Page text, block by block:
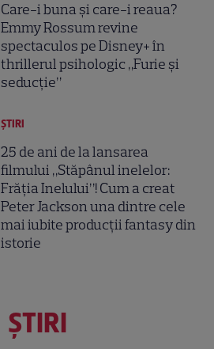
Care-i buna și care-i reaua?
Emmy Rossum revine
spectaculos pe Disney+ în
thrillerul psihologic „Furie și
seducție”
ȘTIRI
25 de ani de la lansarea
filmului „Stăpânul inelelor:
Frăția Inelului”! Cum a creat
Peter Jackson una dintre cele
mai iubite producții fantasy din
istorie
ŞTIRI